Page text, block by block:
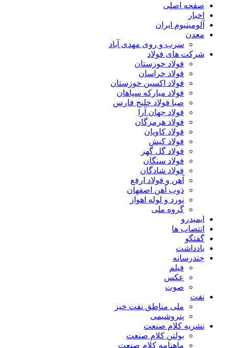
صفحه اصلی
اخبار
آلومینیوم ایران
معدن
سرب و روی مهدی آباد
شرکت های فولاد
فولاد خوزستان
فولاد خراسان
فولاد اکسین خوزستان
فولاد مبارکه سپاهان
صبا فولاد خلیج فارس
فولاد جهان آرا
فولاد هرمزگان
فولاد کاویان
فولاد کیش
فولاد گل گهر
فولاد سنگان
فولاد شادگان
آهن و فولاد ارفع
ذوب آهن اصفهان
نورد و لوله اهواز
گروه ملی
ایمیدرو
انتصاب ها
گفتگو
یادداشت
چندرسانه
فیلم
عکس
صوت
نفت
ملی مناطق نفت خیز
پتروشیمی
نشریه کلام صنعت
بولتن کلام صنعت
ماهنامه کلام صنعت